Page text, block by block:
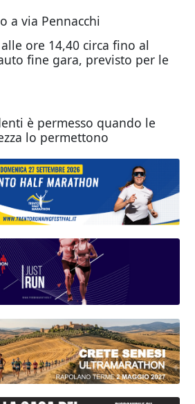
a via Pennacchi
ore 14,40 circa fino al
fine gara, previsto per le
è permesso quando le
lo permettono